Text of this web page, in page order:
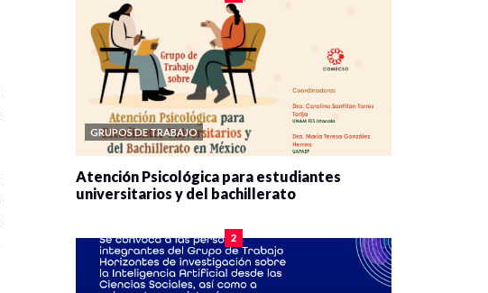
GRUPOS DE TRABAJO
Atención Psicológica para estudiantes
universitarios y del bachillerato
2